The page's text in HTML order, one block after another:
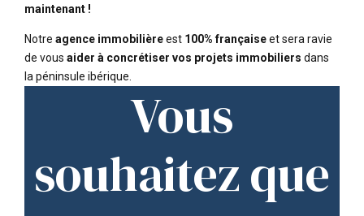
maintenant !
Notre agence immobilièreest 100% françaiseet sera ravie
de vous aider à concrétiser vos projets immobiliers dans
la péninsule ibérique.
Vous
souhaitez que